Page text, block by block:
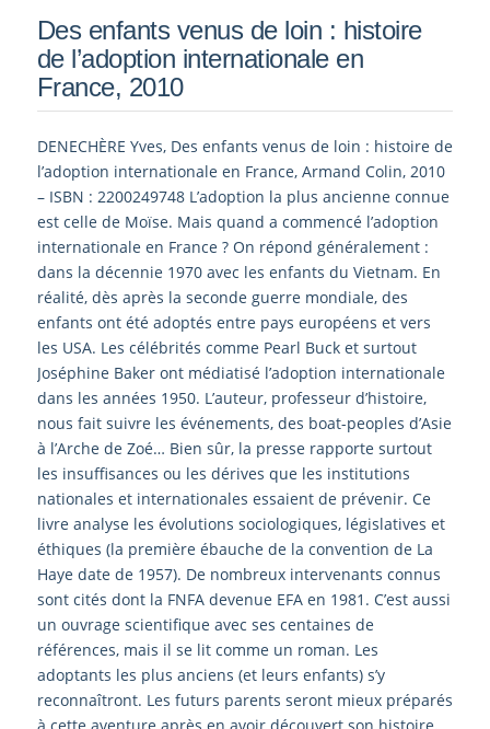
Des enfants venus de loin : histoire
de l’adoption internationale en
France, 2010
DENECHÈRE Yves, Des enfants venus de loin : histoire de
l’adoption internationale en France, Armand Colin, 2010
– ISBN : 2200249748 L’adoption la plus ancienne connue
est celle de Moïse. Mais quand a commencé l’adoption
internationale en France ? On répond généralement :
dans la décennie 1970 avec les enfants du Vietnam. En
réalité, dès après la seconde guerre mondiale, des
enfants ont été adoptés entre pays européens et vers
les USA. Les célébrités comme Pearl Buck et surtout
Joséphine Baker ont médiatisé l’adoption internationale
dans les années 1950. L’auteur, professeur d’histoire,
nous fait suivre les événements, des boat-peoples d’Asie
à l’Arche de Zoé… Bien sûr, la presse rapporte surtout
les insuffisances ou les dérives que les institutions
nationales et internationales essaient de prévenir. Ce
livre analyse les évolutions sociologiques, législatives et
éthiques (la première ébauche de la convention de La
Haye date de 1957). De nombreux intervenants connus
sont cités dont la FNFA devenue EFA en 1981. C’est aussi
un ouvrage scientifique avec ses centaines de
références, mais il se lit comme un roman. Les
adoptants les plus anciens (et leurs enfants) s’y
reconnaîtront. Les futurs parents seront mieux préparés